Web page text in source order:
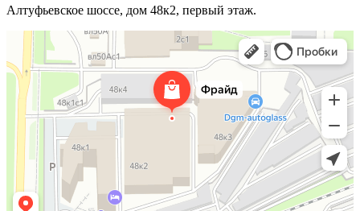
Алтуфьевское шоссе, дом 48к2, первый этаж.